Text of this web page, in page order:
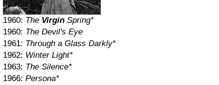
1960: The Virgin Spring*
1960: The Devil's Eye
1961: Through a Glass Darkly*
1962: Winter Light*
1963: The Silence*
1966: Persona*